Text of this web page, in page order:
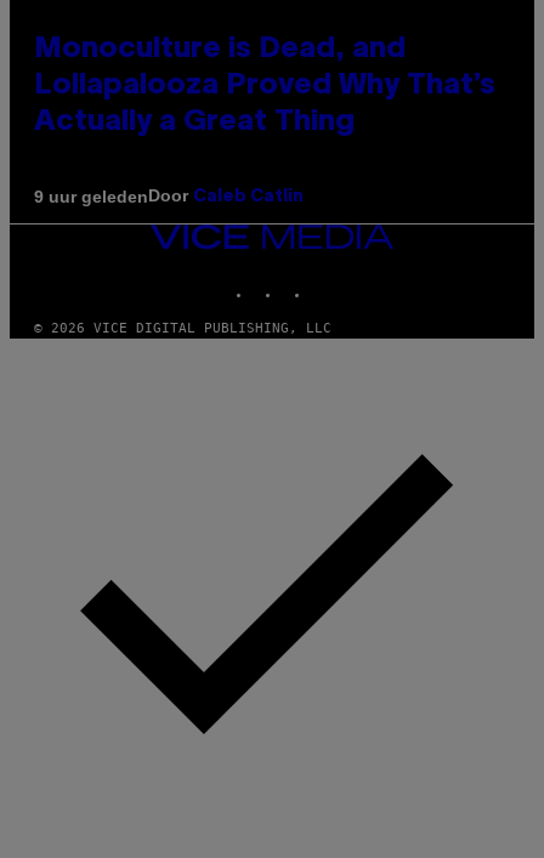
Monoculture is Dead, and
Lollapalooza Proved Why That’s
Actually a Great Thing
9 uur geledenDoor Caleb Catlin
VICE
© 2026 VICE DIGITAL PUBLISHING, LLC